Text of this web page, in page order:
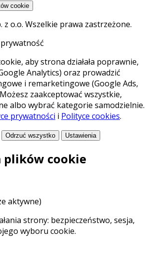
cookie
o.o. Wszelkie prawa zastrzeżone.
aby strona działała poprawnie,
Analytics) oraz prowadzić
i remarketingowe (Google Ads,
zaakceptować wszystkie,
albo wybrać kategorie samodzielnie.
prywatności i Polityce cookies.
Odrzuć wszystko Ustawienia
plików cookie
aktywne)
strony: bezpieczeństwo, sesja,
wyboru cookie.